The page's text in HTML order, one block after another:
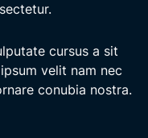
cursus a sit
velit nam nec
conubia nostra.